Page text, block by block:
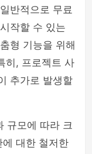
반적으로 무료
작할 수 있는
형 기능을 위해
히, 프로젝트 사
추가로 발생할
규모에 따라 크
대한 철저한